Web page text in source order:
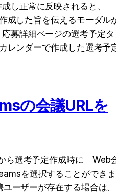
し正常に反映されると、
成した旨を伝えるモーダル
募詳細ページの選考予定タ
レンダーで作成した選考予
の会議URLを
ら選考予定作成時に「Web
を選択することができま
ーザーが存在する場合は、